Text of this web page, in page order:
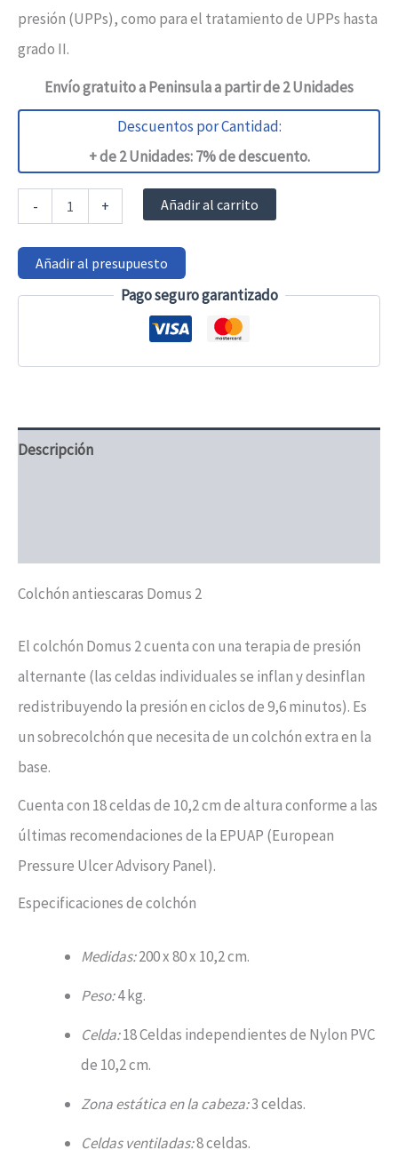
presión (UPPs), como para el tratamiento de UPPs hasta
grado II.
Envío gratuito a Peninsula a partir de 2 Unidades
Descuentos por Cantidad:
+ de 2 Unidades: 7% de descuento.
-
antiescaras
2
hasta
140
+ Añadir al carrito
Añadir al presupuesto
Pago seguro garantizado
Descripción
Colchón antiescaras Domus 2
El colchón Domus 2 cuenta con una terapia de presión
alternante (las celdas individuales se inflan y desinflan
redistribuyendo la presión en ciclos de 9,6 minutos). Es
un sobrecolchón que necesita de un colchón extra en la
base.
Cuenta con 18 celdas de 10,2 cm de altura conforme a las
últimas recomendaciones de la EPUAP (European
Pressure Ulcer Advisory Panel).
Especificaciones de colchón
Medidas:200 x 80 x 10,2 cm.
Peso:4 kg.
Celda:18 Celdas independientes de Nylon PVC
de 10,2 cm.
Zona estática en la cabeza:3 celdas.
Celdas ventiladas:8 celdas.